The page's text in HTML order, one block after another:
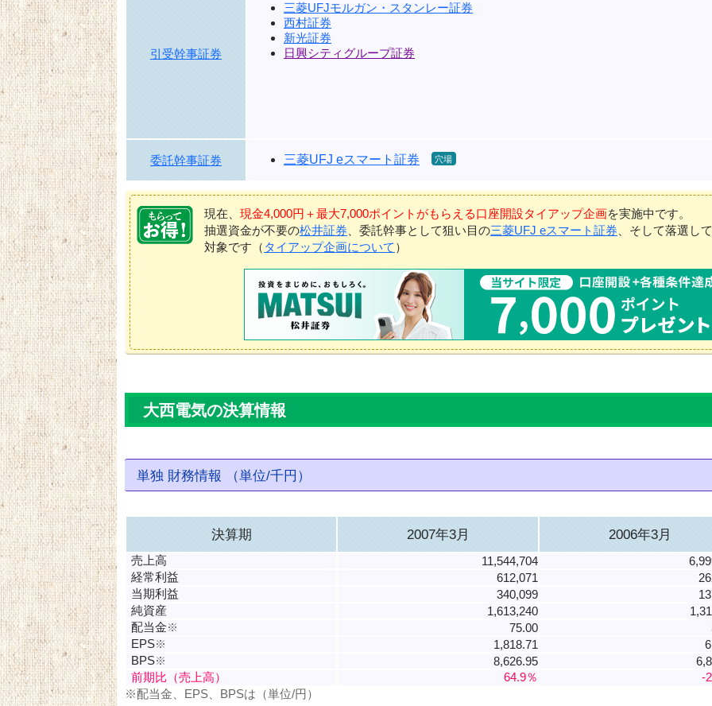
引受幹事証券
三菱UFJモルガン・スタンレー証券
西村証券
新光証券
日興シティグループ証券
委託幹事証券 三菱UFJ eスマート証券
現在、 現金4,000円＋最大7,000ポイントがもらえる口座開設タイアップ企画を実施中です。
抽選資金が不要の松井証券 、委託幹事として狙い目の三菱UFJ eスマート証券 、そして落選し
対象です（ タイアップ企画について ）
大西電気の決算情報
単独 財務情報 （単位/千円）
決算期 2007年3月 2006年3月
売上高 11,544,704
経常利益
612,071
当期利益
340,099
純資産
1,613,240
配当金※ 75.00
EPS※ 1,818.71
BPS※ 8,626.95
前期比（売上高）
64.9％
-
※配当金、EPS、BPSは（単位/円）